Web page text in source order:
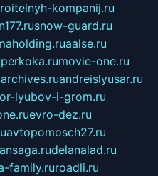
kompanij.ru
snow-guard.ru
aalse.ru
perkoka.rumovie-one.ru
andreislyusar.ru
lyubov-i-grom.ru
evro-dez.ru
avtopomosch27.ru
delanalad.ru
family.ruroadli.ru